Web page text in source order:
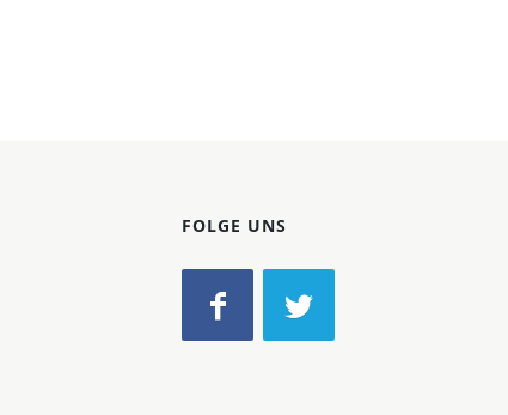
FOLGE UNS